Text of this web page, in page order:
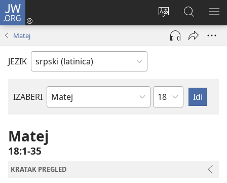
JW.ORG
Promeni
jezik
sajta
Prijava
(otvara
prozor)
Pretraga
sajta
JW.ORG
Matej
JEZIK
IZABERI
Biblijska
Poglavlje
Matej
18:1-35
KRATAK PREGLED